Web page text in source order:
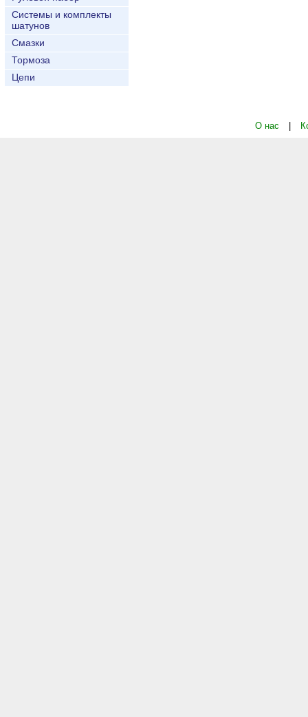
Системы и комплекты
шатунов
Смазки
Тормоза
Цепи
О нас